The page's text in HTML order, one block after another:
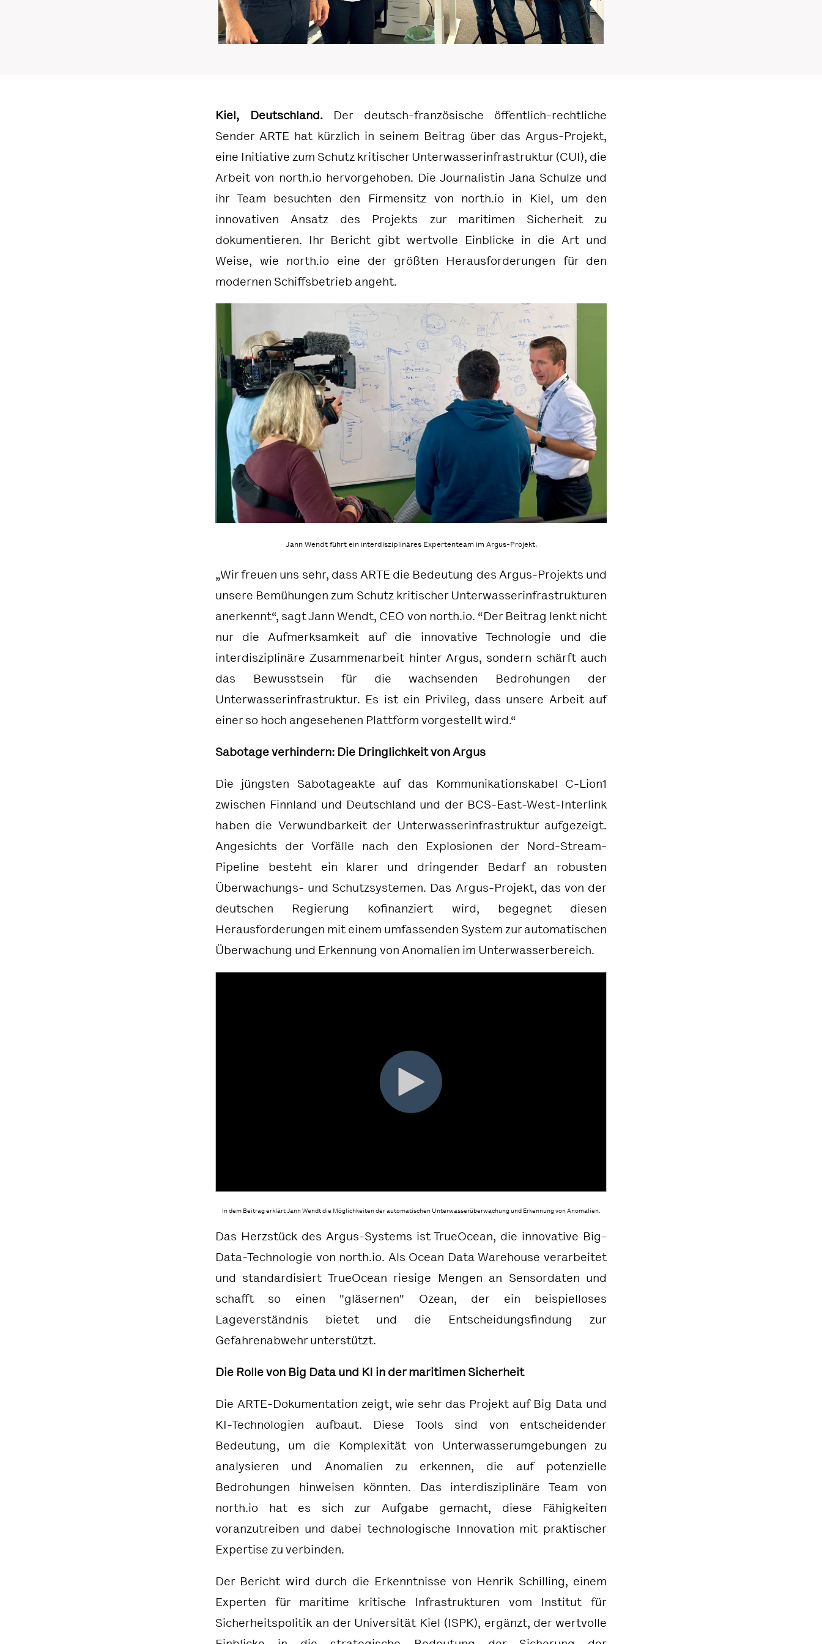
Kiel, Deutschland.
Der deutsch-französische öffentlich-rechtliche
Sender ARTE hat kürzlich in seinem Beitrag über das Argus-Projekt,
eine Initiative zum Schutz kritischer Unterwasserinfrastruktur (CUI), die
Arbeit von north.io hervorgehoben. Die Journalistin Jana Schulze und
ihr Team besuchten den Firmensitz von north.io in Kiel, um den
innovativen Ansatz des Projekts zur maritimen Sicherheit zu
dokumentieren. Ihr Bericht gibt wertvolle Einblicke in die Art und
Weise, wie north.io eine der größten Herausforderungen für den
modernen Schiffsbetrieb angeht.
Jann Wendt führt ein interdisziplinäres Expertenteam im Argus-Projekt.
„Wir freuen uns sehr, dass ARTE die Bedeutung des Argus-Projekts und
unsere Bemühungen zum Schutz kritischer Unterwasserinfrastrukturen
anerkennt“, sagt Jann Wendt, CEO von north.io. “Der Beitrag lenkt nicht
nur die Aufmerksamkeit auf die innovative Technologie und die
interdisziplinäre Zusammenarbeit hinter Argus, sondern schärft auch
das Bewusstsein für die wachsenden Bedrohungen der
Unterwasserinfrastruktur. Es ist ein Privileg, dass unsere Arbeit auf
einer so hoch angesehenen Plattform vorgestellt wird.“
Sabotage verhindern: Die Dringlichkeit von Argus
Die jüngsten Sabotageakte auf das Kommunikationskabel C-Lion1
zwischen Finnland und Deutschland und der BCS-East-West-Interlink
haben die Verwundbarkeit der Unterwasserinfrastruktur aufgezeigt.
Angesichts der Vorfälle nach den Explosionen der Nord-Stream-
Pipeline besteht ein klarer und dringender Bedarf an robusten
Überwachungs- und Schutzsystemen. Das Argus-Projekt, das von der
deutschen Regierung kofinanziert wird, begegnet diesen
Herausforderungen mit einem umfassenden System zur automatischen
Überwachung und Erkennung von Anomalien im Unterwasserbereich.
In dem Beitrag erklärt Jann Wendt die Möglichkeiten der automatischen Unterwasserüberwachung und Erkennung von Anomalien.
Das Herzstück des Argus-Systems istTrueOcean, die innovative Big-
Data-Technologie von north.io. Als Ocean Data Warehouse verarbeitet
und standardisiert TrueOcean riesige Mengen an Sensordaten und
schafft so einen "gläsernen" Ozean, der ein beispielloses
Lageverständnis bietet und die Entscheidungsfindung zur
Gefahrenabwehr unterstützt.
Die Rolle von Big Data und KI in der maritimen Sicherheit
Die ARTE-Dokumentation zeigt, wie sehr das Projekt auf Big Data und
KI-Technologien aufbaut. Diese Tools sind von entscheidender
Bedeutung, um die Komplexität von Unterwasserumgebungen zu
analysieren und Anomalien zu erkennen, die auf potenzielle
Bedrohungen hinweisen könnten. Das interdisziplinäre Team von
north.io hat es sich zur Aufgabe gemacht, diese Fähigkeiten
voranzutreiben und dabei technologische Innovation mit praktischer
Expertise zu verbinden.
Der Bericht wird durch die Erkenntnisse von Henrik Schilling, einem
Experten für maritime kritische Infrastrukturen vom Institut für
Sicherheitspolitik an der Universität Kiel (ISPK), ergänzt, der wertvolle